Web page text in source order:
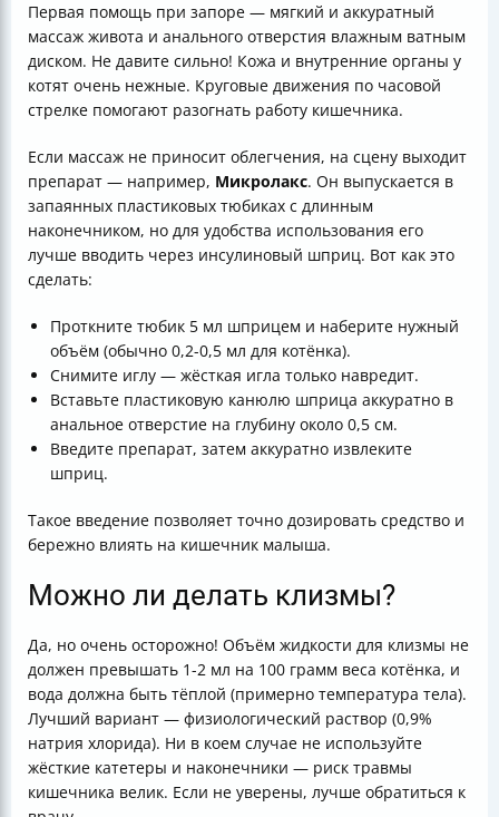
Первая помощь при запоре — мягкий и аккуратный
массаж живота и анального отверстия влажным ватным
диском. Не давите сильно! Кожа и внутренние органы у
котят очень нежные. Круговые движения по часовой
стрелке помогают разогнать работу кишечника.
Если массаж не приносит облегчения, на сцену выходит
препарат — например, Микролакс. Он выпускается в
запаянных пластиковых тюбиках с длинным
наконечником, но для удобства использования его
лучше вводить через инсулиновый шприц. Вот как это
сделать:
Проткните тюбик 5 мл шприцем и наберите нужный
объём (обычно 0,2-0,5 мл для котёнка).
Снимите иглу — жёсткая игла только навредит.
Вставьте пластиковую канюлю шприца аккуратно в
анальное отверстие на глубину около 0,5 см.
Введите препарат, затем аккуратно извлеките
шприц.
Такое введение позволяет точно дозировать средство и
бережно влиять на кишечник малыша.
Можно ли делать клизмы?
Да, но очень осторожно! Объём жидкости для клизмы не
должен превышать 1-2 мл на 100 грамм веса котёнка, и
вода должна быть тёплой (примерно температура тела).
Лучший вариант — физиологический раствор (0,9%
натрия хлорида). Ни в коем случае не используйте
жёсткие катетеры и наконечники — риск травмы
кишечника велик. Если не уверены, лучше обратиться к